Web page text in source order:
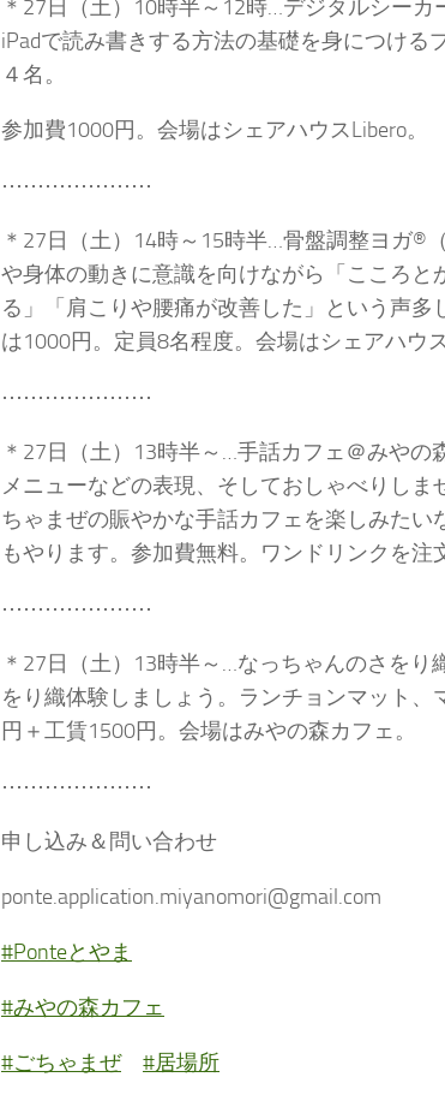
＊27日（土）10時半～12時…デジタルシー
iPadで読み書きする方法の基礎を身につける
４名。
参加費1000円。会場はシェアハウスLibero。
⋯⋯⋯⋯⋯⋯⋯
＊27日（土）14時～15時半…骨盤調整ヨガ®
や身体の動きに意識を向けながら「こころ
る」「肩こりや腰痛が改善した」という声
は1000円。定員8名程度。会場はシェアハウス
⋯⋯⋯⋯⋯⋯⋯
＊27日（土）13時半～…手話カフェ＠みやの
メニューなどの表現、そしておしゃべりし
ちゃまぜの賑やかな手話カフェを楽しみた
もやります。参加費無料。ワンドリンクを注
⋯⋯⋯⋯⋯⋯⋯
＊27日（土）13時半～…なっちゃんのさをり
をり織体験しましょう。ランチョンマット
円＋工賃1500円。会場はみやの森カフェ。
⋯⋯⋯⋯⋯⋯⋯
申し込み＆問い合わせ
ponte.application.miyanomori@gmail.com
#Ponteとやま
#みやの森カフェ
#ごちゃまぜ #居場所